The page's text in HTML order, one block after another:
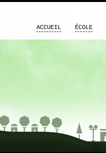
ACCUEIL ÉCOLE